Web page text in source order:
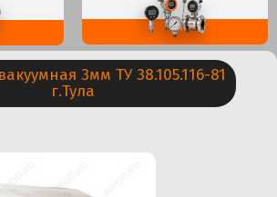
3мм ТУ 38.105.116-81
г.Тула